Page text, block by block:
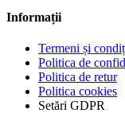
Informații
Termeni și
Politica de
Politica de retur
Politica cookies
Setări GDPR